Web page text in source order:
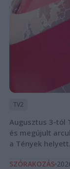
TV2
Augusztus 3-tól
és megújult
a Tények helyett.
SZÓRAKOZÁS